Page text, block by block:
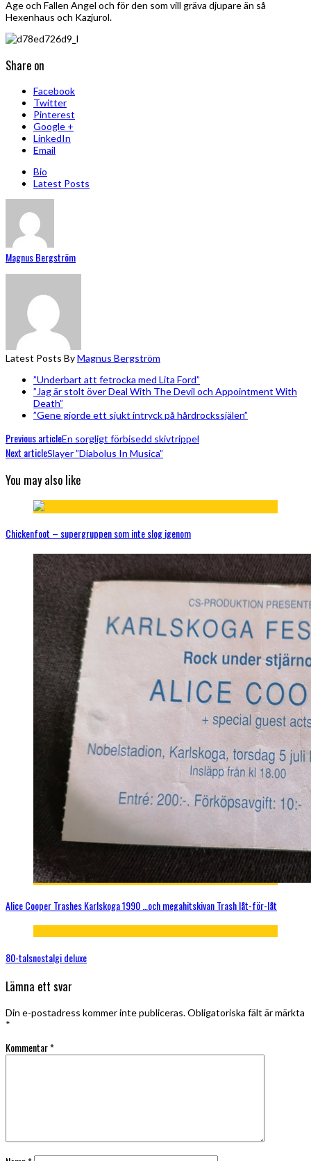
Age och Fallen Angel och för den som vill gräva djupare än så
Hexenhaus och Kazjurol.
Share on
Facebook
Twitter
Pinterest
Google +
LinkedIn
Email
Bio
Latest Posts
Magnus Bergström
Latest Posts ByMagnus Bergström
”Underbart att fetrocka med Lita Ford”
”Jag är stolt över Deal With The Devil och Appointment With
Death”
”Gene gjorde ett sjukt intryck på hårdrockssjälen”
Previous articleEn sorgligt förbisedd skivtrippel
Next articleSlayer ”Diabolus In Musica”
You may also like
Chickenfoot – supergruppen som inte slog igenom
Alice Cooper Trashes Karlskoga 1990 …och megahitskivan Trash låt-för-låt
80-talsnostalgi deluxe
Lämna ett svar
Din e-postadress kommer inte publiceras.Obligatoriska fält är märkta
*
Kommentar*